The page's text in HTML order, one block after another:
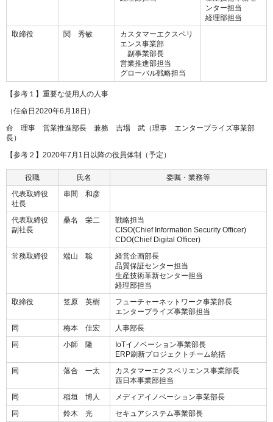
ンター担当
経理部担当
取締役
関 秀敏
カスタマーエクスペリ
エンス事業部
副事業部長
営業推進部担当
グローバル戦略担当
【参考１】重要な使用人の人事
（任命日2020年6月18日）
命 理事 営業推進部長 兼務 吉場 武（理事 エンタープライズ事業部
長）
【参考２】2020年7月1日以降の役員体制（予定）
役職 氏名
委嘱・業務等
代表取締役
社長
串間 和彦
代表取締役
副社長
桑名 栄二
戦略担当
CISO(Chief Information Security Officer)
CDO(Chief Digital Officer)
常務取締役
端山 聡
経営企画部長
品質保証センター担当
生産技術革新センター担当
経理部担当
取締役
笠原 英樹
フューチャーネットワーク事業部長
エンタープライズ事業部担当
同
梅本 佳宏
人事部長
同
小師 隆
IoTイノベーション事業部長
ERP刷新プロジェクトチーム統括
同
落合 一太
カスタマーエクスペリエンス事業部長
西日本事業部担当
同
稲垣 博人
メディアイノベーション事業部長
同
鈴木 光
セキュアシステム事業部長